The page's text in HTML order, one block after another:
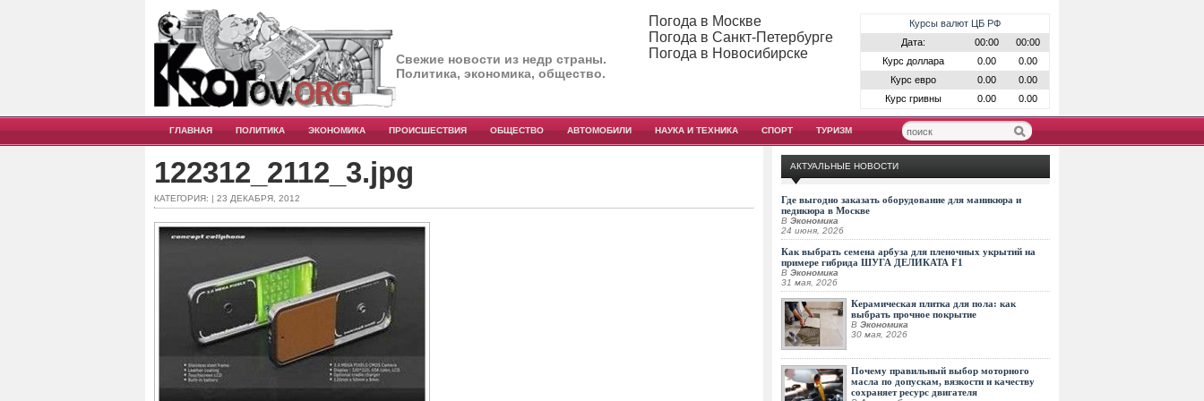
Свежие новости из недр страны.
Политика, экономика, общество.
Курсы валют ЦБ РФ
Дата:
00:00
00:00
Курс доллара
0.00
0.00
Курс евро
0.00
0.00
Курс гривны
0.00 0.00
Погода в Москве
Погода в Санкт-Петербурге
Погода в Новосибирске
ГЛАВНАЯ ПОЛИТИКА ЭКОНОМИКА ПРОИСШЕСТВИЯ ОБЩЕСТВО АВТОМОБИЛИ НАУКА И ТЕХНИКА СПОРТ ТУРИЗМ
122312_2112_3.jpg
КАТЕГОРИЯ: | 23 ДЕКАБРЯ, 2012
АКТУАЛЬНЫЕ НОВОСТИ
Где выгодно заказать оборудование для маникюра и
педикюра в Москве
В Экономика
24 июня, 2026
Как выбрать семена арбуза для пленочных укрытий на
примере гибрида ШУГА ДЕЛИКАТА F1
В Экономика
31 мая, 2026
Керамическая плитка для пола: как
выбрать прочное покрытие
В Экономика
30 мая, 2026
Почему правильный выбор моторного
масла по допускам, вязкости и качеству
сохраняет ресурс двигателя